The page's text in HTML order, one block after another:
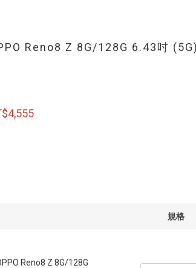
Reno8 Z 8G/128G 6.43吋
規格
Reno8 Z 8G/128G